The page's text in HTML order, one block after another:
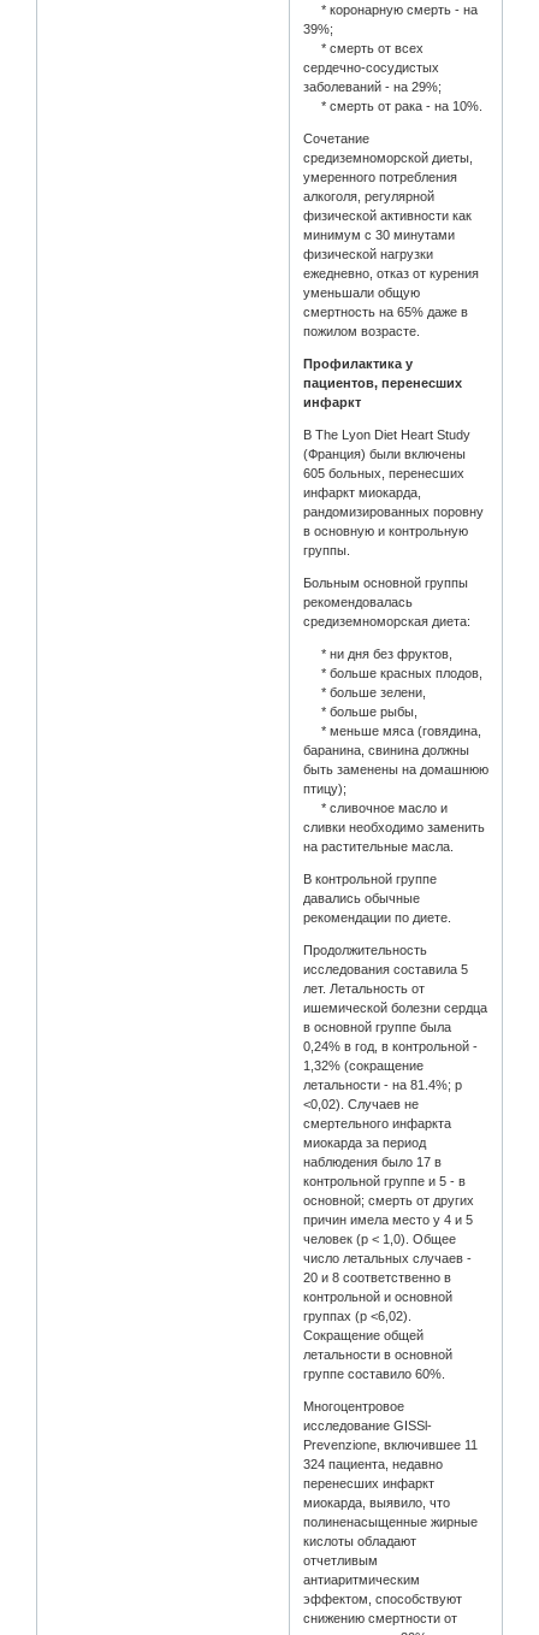
* коронарную смерть - на
39%;
* смерть от всех
сердечно-сосудистых
заболеваний - на 29%;
* смерть от рака - на 10%.
Сочетание
средиземноморской диеты,
умеренного потребления
алкоголя, регулярной
физической активности как
минимум с 30 минутами
физической нагрузки
ежедневно, отказ от курения
уменьшали общую
смертность на 65% даже в
пожилом возрасте.
Профилактика у
пациентов, перенесших
инфаркт
В The Lyon Diet Heart Study
(Франция) были включены
605 больных, перенесших
инфаркт миокарда,
рандомизированных поровну
в основную и контрольную
группы.
Больным основной группы
рекомендовалась
средиземноморская диета:
* ни дня без фруктов,
* больше красных плодов,
* больше зелени,
* больше рыбы,
* меньше мяса (говядина,
баранина, свинина должны
быть заменены на домашнюю
птицу);
* сливочное масло и
сливки необходимо заменить
на растительные масла.
В контрольной группе
давались обычные
рекомендации по диете.
Продолжительность
исследования составила 5
лет. Летальность от
ишемической болезни сердца
в основной группе была
0,24% в год, в контрольной -
1,32% (сокращение
летальности - на 81.4%; р
<0,02). Случаев не
смертельного инфаркта
миокарда за период
наблюдения было 17 в
контрольной группе и 5 - в
основной; смерть от других
причин имела место у 4 и 5
человек (р < 1,0). Общее
число летальных случаев -
20 и 8 соответственно в
контрольной и основной
группах (р <6,02).
Сокращение общей
летальности в основной
группе составило 60%.
Многоцентровое
исследование GISSl-
Prevenzione, включившее 11
324 пациента, недавно
перенесших инфаркт
миокарда, выявило, что
полиненасыщенные жирные
кислоты обладают
отчетливым
антиаритмическим
эффектом, способствуют
снижению смертности от